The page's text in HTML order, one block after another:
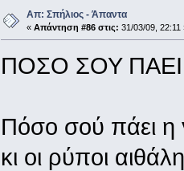
Απ: Σπήλιος - Άπαντα
« Απάντηση #86 στις: 31/03/09, 22:11
ΠΟΣΟ ΣΟΥ ΠΑΕΙ
Πόσο σού πάει η
κι οι ρύποι